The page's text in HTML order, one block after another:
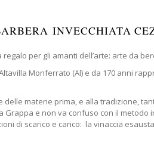
INVECCHIATA
regalo per gli amanti dell’arte: arte da
Monferrato (Al) e da 170 anni
materie prima, e alla tradizione,
e non va confuso con il metodo
di scarico e carico: la vinaccia